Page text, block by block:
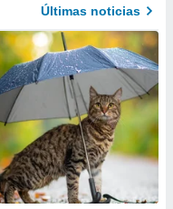
Últimas noticias